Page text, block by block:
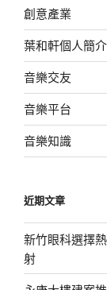
創意產業
葉和軒個人簡介
音樂交友
音樂平台
音樂知識
近期文章
新竹眼科選擇
射